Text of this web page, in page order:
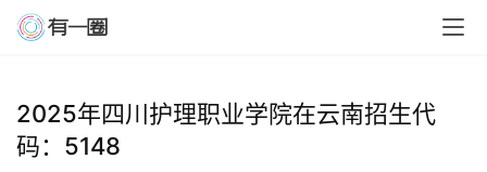
2025年四川护理职业学院在云南招生代
码：5148